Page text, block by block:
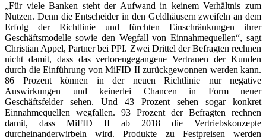
„Für viele Banken steht der Aufwand in keinem Verhältnis zum
Nutzen. Denn die Entscheider in den Geldhäusern zweifeln an dem
Erfolg der Richtlinie und fürchten Einschränkungen ihrer
Geschäftsmodelle sowie den Wegfall von Einnahmequellen“, sagt
Christian Appel, Partner bei PPI. Zwei Drittel der Befragten rechnen
nicht damit, dass das verlorengegangene Vertrauen der Kunden
durch die Einführung von MiFID II zurückgewonnen werden kann.
86 Prozent können in der neuen Richtlinie nur negative
Auswirkungen und keinerlei Chancen in Form neuer
Geschäftsfelder sehen. Und 43 Prozent sehen sogar konkret
Einnahmequellen wegfallen. 93 Prozent der Befragten rechnen
damit, dass MiFID II ab 2018 die Vertriebskonzepte
durcheinanderwirbeln wird. Produkte zu Festpreisen werden